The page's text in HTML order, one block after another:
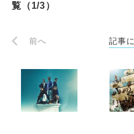
覧（1/3）
前へ 記事